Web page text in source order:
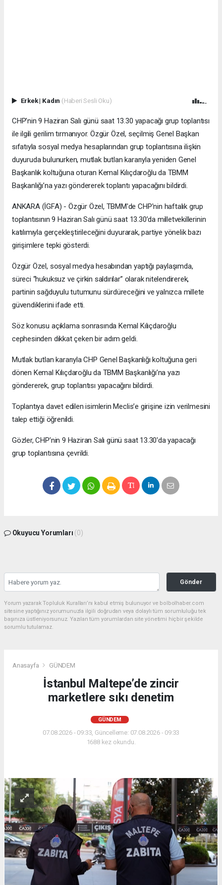
Erkek| Kadın (Haberi Sesli Oku)
CHP’nin 9 Haziran Salı günü saat 13.30 yapacağı grup toplantısı
ile ilgili gerilim tırmanıyor. Özgür Özel, seçilmiş Genel Başkan
sıfatıyla sosyal medya hesaplarından grup toplantısına ilişkin
duyuruda bulunurken, mutlak butlan kararıyla yeniden Genel
Başkanlık koltuğuna oturan Kemal Kılıçdaroğlu da TBMM
Başkanlığı’na yazı göndererek toplantı yapacağını bildirdi.
ANKARA (İGFA) - Özgür Özel, TBMM'de CHP'nin haftalık grup
toplantısının 9 Haziran Salı günü saat 13.30’da milletvekillerinin
katılımıyla gerçekleştirileceğini duyurarak, partiye yönelik bazı
girişimlere tepki gösterdi.
Özgür Özel, sosyal medya hesabından yaptığı paylaşımda,
süreci “hukuksuz ve çirkin saldırılar” olarak nitelendirerek,
partinin sağduyulu tutumunu sürdüreceğini ve yalnızca millete
güvendiklerini ifade etti.
Söz konusu açıklama sonrasında Kemal Kılıçdaroğlu
cephesinden dikkat çeken bir adım geldi.
Mutlak butlan kararıyla CHP Genel Başkanlığı koltuğuna geri
dönen Kemal Kılıçdaroğlu da TBMM Başkanlığı’na yazı
göndererek, grup toplantısı yapacağını bildirdi.
Toplantıya davet edilen isimlerin Meclis’e girişine izin verilmesini
talep ettiği öğrenildi.
Gözler, CHP’nin 9 Haziran Salı günü saat 13.30'da yapacağı
grup toplantısına çevrildi.
Okuyucu Yorumları (0)
Gönder
Yorum yazarak Topluluk Kuralları’nı kabul etmiş bulunuyor ve bolbolhaber.com
sitesine yaptığınız yorumunuzla ilgili doğrudan veya dolaylı tüm sorumluluğu tek
başınıza üstleniyorsunuz. Yazılan tüm yorumlardan site yönetimi hiçbir şekilde
sorumlu tutulamaz.
Anasayfa GÜNDEM
İstanbul Maltepe’de zincir
marketlere sıkı denetim
GÜNDEM
07.08.2026 - 09:33, Güncelleme: 07.08.2026 - 09:33
1688 kez okundu.